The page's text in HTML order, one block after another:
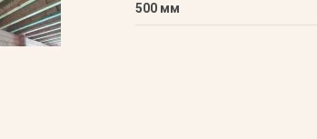
500 мм